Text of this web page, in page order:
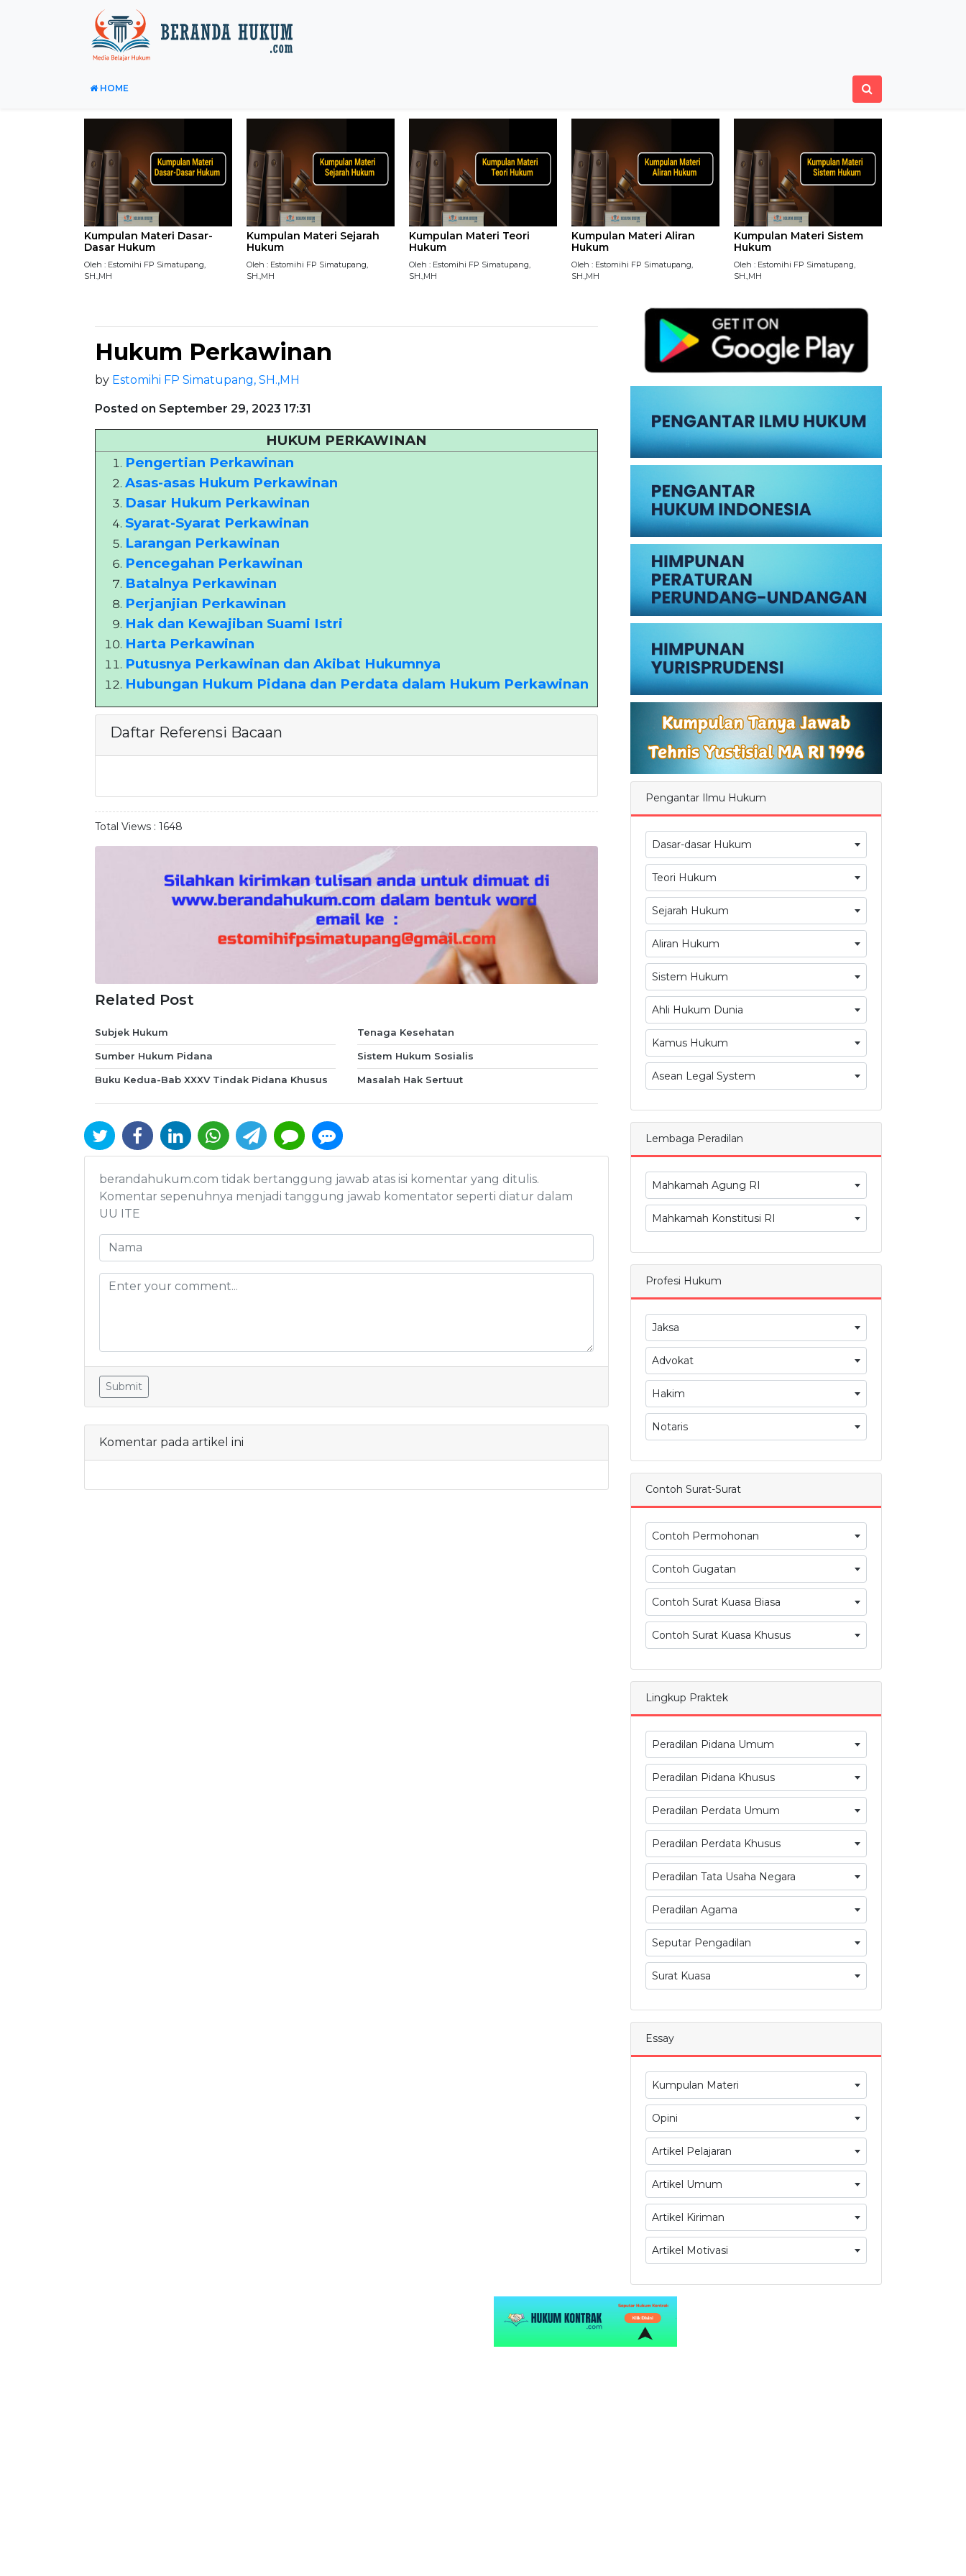
HOME
Kumpulan Materi Dasar-
Dasar Hukum
Oleh : Estomihi FP Simatupang,
SH.,MH
Kumpulan Materi Sejarah
Hukum
Oleh : Estomihi FP Simatupang,
SH.,MH
Kumpulan Materi Teori
Hukum
Oleh : Estomihi FP Simatupang,
SH.,MH
Kumpulan Materi Aliran
Hukum
Oleh : Estomihi FP Simatupang,
SH.,MH
Kumpulan Materi Sistem
Hukum
Oleh : Estomihi FP Simatupang,
SH.,MH
Hukum Perkawinan
by Estomihi FP Simatupang, SH.,MH
Posted on September 29, 2023 17:31
HUKUM PERKAWINAN
Pengertian Perkawinan
Asas-asas Hukum Perkawinan
Dasar Hukum Perkawinan
Syarat-Syarat Perkawinan
Larangan Perkawinan
Pencegahan Perkawinan
Batalnya Perkawinan
Perjanjian Perkawinan
Hak dan Kewajiban Suami Istri
Harta Perkawinan
Putusnya Perkawinan dan Akibat Hukumnya
Hubungan Hukum Pidana dan Perdata dalam Hukum Perkawinan
Daftar Referensi Bacaan
Total Views : 1648
Related Post
Subjek Hukum
Sumber Hukum Pidana
Buku Kedua-Bab XXXV Tindak Pidana Khusus
Tenaga Kesehatan
Sistem Hukum Sosialis
Masalah Hak Sertuut
berandahukum.com tidak bertanggung jawab atas isi komentar yang ditulis.
Komentar sepenuhnya menjadi tanggung jawab komentator seperti diatur dalam
UU ITE
Submit
Komentar pada artikel ini
Pengantar Ilmu Hukum
Dasar-dasar Hukum
Teori Hukum
Sejarah Hukum
Aliran Hukum
Sistem Hukum
Ahli Hukum Dunia
Kamus Hukum
Asean Legal System
Lembaga Peradilan
Mahkamah Agung RI
Mahkamah Konstitusi RI
Profesi Hukum
Jaksa
Advokat
Hakim
Notaris
Contoh Surat-Surat
Contoh Permohonan
Contoh Gugatan
Contoh Surat Kuasa Biasa
Contoh Surat Kuasa Khusus
Lingkup Praktek
Peradilan Pidana Umum
Peradilan Pidana Khusus
Peradilan Perdata Umum
Peradilan Perdata Khusus
Peradilan Tata Usaha Negara
Peradilan Agama
Seputar Pengadilan
Surat Kuasa
Essay
Kumpulan Materi
Opini
Artikel Pelajaran
Artikel Umum
Artikel Kiriman
Artikel Motivasi